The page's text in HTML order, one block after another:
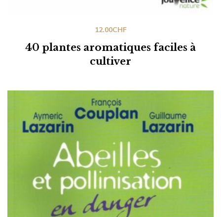
40 plantes aromatiques faciles à
cultiver
12.00CHF